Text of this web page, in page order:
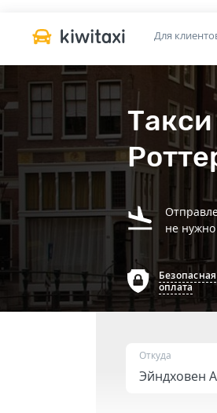
Для
не нужно
Безопасная
оплата
Откуда